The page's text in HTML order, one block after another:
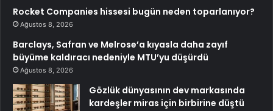
Rocket Companies hissesi bugün neden toparlanıyor?
Ağustos 8, 2026
Barclays, Safran ve Melrose’a kıyasla daha zayıf
büyüme kaldıracı nedeniyle MTU’yu düşürdü
Ağustos 8, 2026
Gözlük dünyasının dev markasında
kardeşler miras için birbirine düştü